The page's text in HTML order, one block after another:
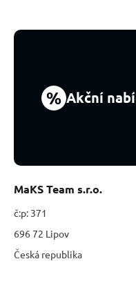
% Akční
MaKS Team s.r.o.
č:p: 371
696 72 Lipov
Česká republika